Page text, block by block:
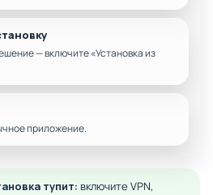
— включите «Установка из
приложение.
тупит: включите VPN,